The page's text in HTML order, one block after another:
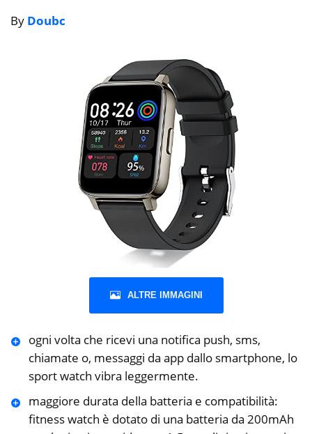
By Doubc
ALTRE IMMAGINI
ogni volta che ricevi una notifica push, sms,
chiamate o, messaggi da app dallo smartphone, lo
sport watch vibra leggermente.
maggiore durata della batteria e compatibilità:
fitness watch è dotato di una batteria da 200mAh